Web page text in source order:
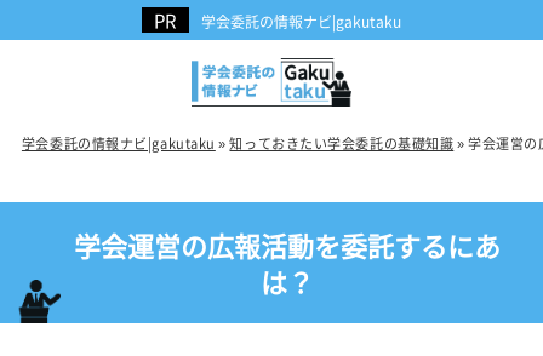
学会委託の情報ナビ|gakutaku
学会委託の情報ナビ|gakutaku »知っておきたい学会委託の基礎知識»学会運営の
学会運営の広報活動を委託するにあ
は？